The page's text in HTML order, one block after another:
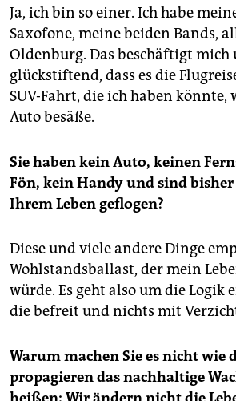
Ja, ich bin so einer. Ich habe
Saxofone, meine beiden Bands,
Oldenburg. Das beschäftigt mich
glückstiftend, dass es die
SUV-Fahrt, die ich haben könnte,
Auto besäße.
Sie haben kein Auto, keinen
Fön, kein Handy und sind
Ihrem Leben geflogen?
Diese und viele andere Dinge
Wohlstandsballast, der mein
würde. Es geht also um die Logik
die befreit und nichts mit
Warum machen Sie es nicht wie
propagieren das nachhaltige